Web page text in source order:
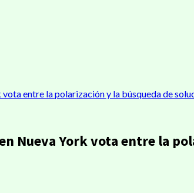
entre la polarización y la búsqueda de
Nueva York vota entre la